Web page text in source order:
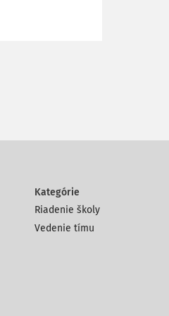
Kategórie
Riadenie školy
Vedenie tímu